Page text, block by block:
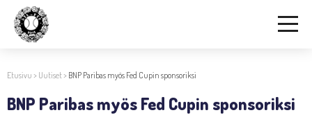
Etusivu > Uutiset> BNP Paribas myös Fed Cupin sponsoriksi
BNP Paribas myös Fed Cupin sponsoriksi